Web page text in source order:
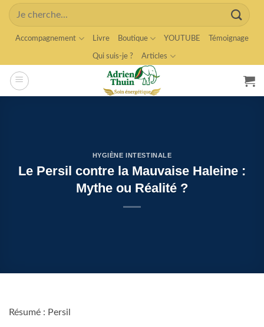
Skip
content
Search
for:
Accompagnement Livre Boutique YOUTUBE Témoignage
Qui suis-je ? Articles
HYGIÈNE INTESTINALE
Le Persil contre la Mauvaise Haleine :
Mythe ou Réalité ?
Résumé : Persil